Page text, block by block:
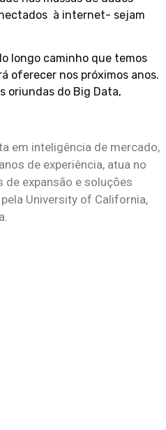
à internet- sejam
longo caminho que temos
oferecer nos próximos anos.
oriundas do Big Data,
em inteligência de mercado,
de experiência, atua no
expansão e soluções
University of California,